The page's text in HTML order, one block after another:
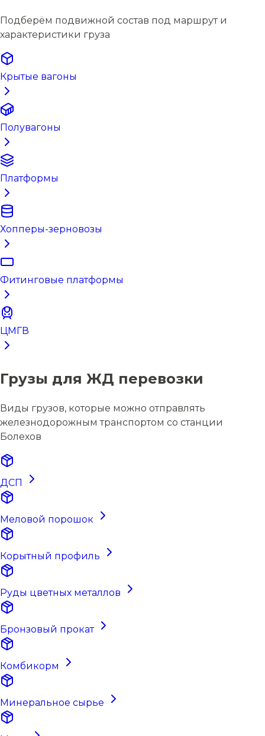
Подберём подвижной состав под маршрут и
характеристики груза
Крытые вагоны
Полувагоны
Платформы
Хопперы-зерновозы
Фитинговые платформы
ЦМГВ
Грузы для ЖД перевозки
Виды грузов, которые можно отправлять
железнодорожным транспортом со станции
Болехов
ДСП
Меловой порошок
Корытный профиль
Руды цветных металлов
Бронзовый прокат
Комбикорм
Минеральное сырье